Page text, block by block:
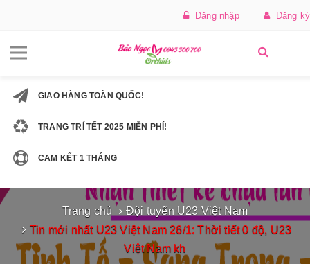
Đăng nhập Đăng ký
GIAO HÀNG TOÀN QUỐC!
TRANG TRÍ TẾT 2025 MIỄN PHÍ!
CAM KẾT 1 THÁNG
Trang chủ
Đội tuyển U23 Việt Nam
Tin mới nhất U23 Việt Nam 26/1: ​​​​​​​Thời tiết 0 độ, U23
Việt Nam kh